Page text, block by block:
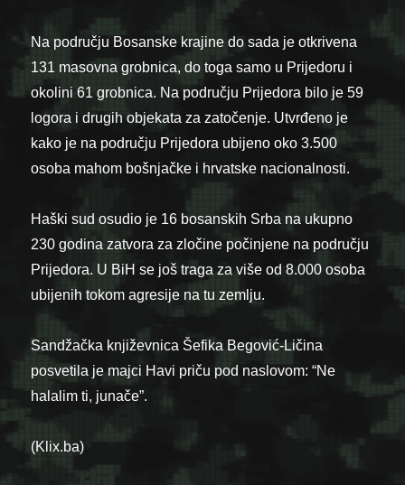
Na području Bosanske krajine do sada je otkrivena
131 masovna grobnica, do toga samo u Prijedoru i
okolini 61 grobnica. Na području Prijedora bilo je 59
logora i drugih objekata za zatočenje. Utvrđeno je
kako je na području Prijedora ubijeno oko 3.500
osoba mahom bošnjačke i hrvatske nacionalnosti.
Haški sud osudio je 16 bosanskih Srba na ukupno
230 godina zatvora za zločine počinjene na području
Prijedora. U BiH se još traga za više od 8.000 osoba
ubijenih tokom agresije na tu zemlju.
Sandžačka književnica Šefika Begović-Ličina
posvetila je majci Havi priču pod naslovom: “Ne
halalim ti, junače”.
(Klix.ba)